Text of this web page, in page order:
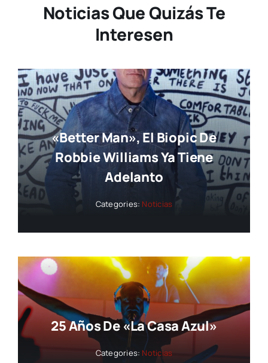
Noticias Que Quizás Te
Interesen
«Better Man», El Biopic De
Robbie Williams Ya Tiene
Adelanto
Categories: Noticias
25 Años De «La Casa Azul»
Categories: Noticias